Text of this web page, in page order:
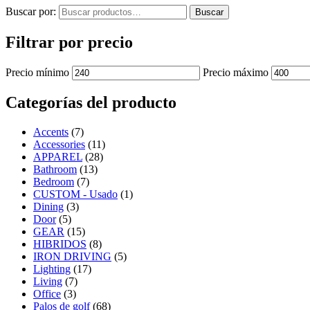
Buscar por: Buscar
Filtrar por precio
Precio mínimo Precio máximo
Categorías del producto
Accents (7)
Accessories (11)
APPAREL (28)
Bathroom (13)
Bedroom (7)
CUSTOM - Usado (1)
Dining (3)
Door (5)
GEAR (15)
HIBRIDOS (8)
IRON DRIVING (5)
Lighting (17)
Living (7)
Office (3)
Palos de golf (68)